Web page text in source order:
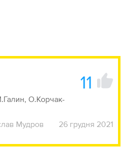
11
О.Корчак-
Мудров 26 грудня 2021